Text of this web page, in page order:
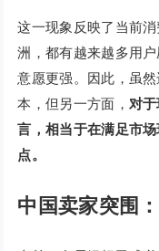
这一现象反映了当前
洲，都有越来越多用
意愿更强。因此，虽
本，但另一方面， 对
言，相当于在满足市
点。
中国卖家突围